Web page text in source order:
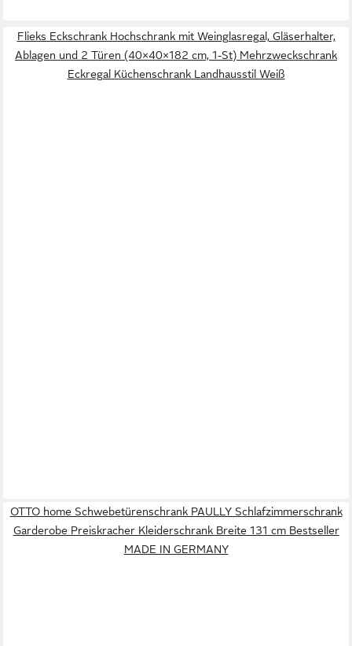
Flieks Eckschrank Hochschrank mit Weinglasregal, Gläserhalter,
Ablagen und 2 Türen (40×40×182 cm, 1-St) Mehrzweckschrank
Eckregal Küchenschrank Landhausstil Weiß
OTTO home Schwebetürenschrank PAULLY Schlafzimmerschrank
Garderobe Preiskracher Kleiderschrank Breite 131 cm Bestseller
MADE IN GERMANY